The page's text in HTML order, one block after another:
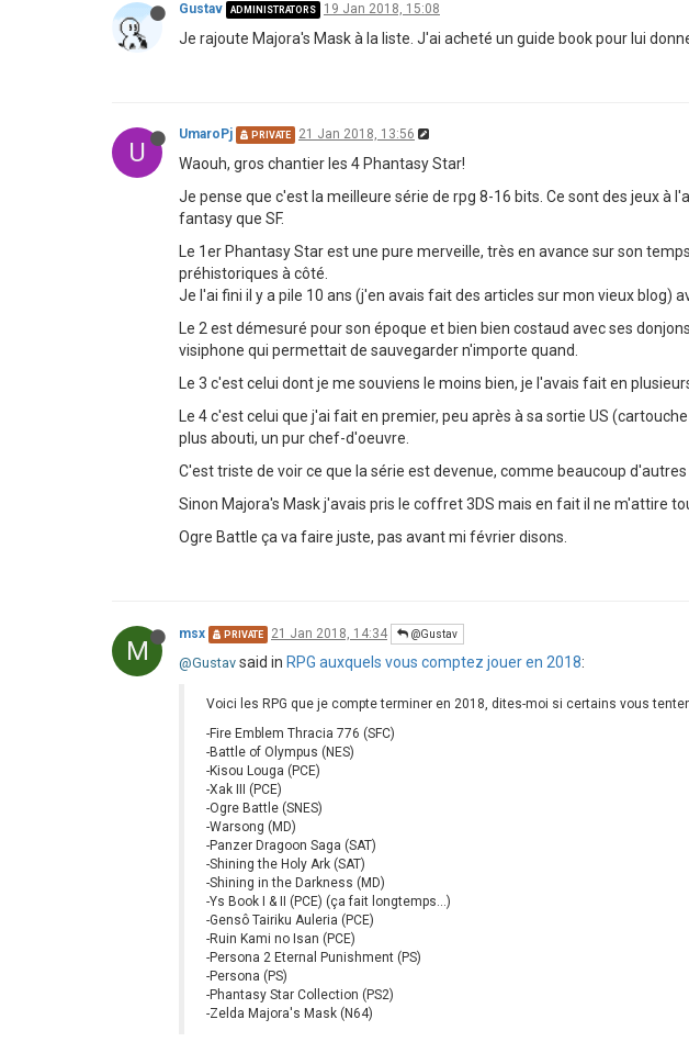
Gustav ADMINISTRATORS 19 Jan 2018, 15:08
Je rajoute Majora's Mask à la liste. J'ai acheté un guide book pour lui
U
UmaroPj PRIVATE 21 Jan 2018, 13:56
Waouh, gros chantier les 4 Phantasy Star!
Je pense que c'est la meilleure série de rpg 8-16 bits. Ce sont des jeux
fantasy que SF.
Le 1er Phantasy Star est une pure merveille, très en avance sur son
préhistoriques à côté.
Je l'ai fini il y a pile 10 ans (j'en avais fait des articles sur mon vieux blog)
Le 2 est démesuré pour son époque et bien bien costaud avec ses
visiphone qui permettait de sauvegarder n'importe quand.
Le 3 c'est celui dont je me souviens le moins bien, je l'avais fait en
Le 4 c'est celui que j'ai fait en premier, peu après à sa sortie US
plus abouti, un pur chef-d'oeuvre.
C'est triste de voir ce que la série est devenue, comme beaucoup
Sinon Majora's Mask j'avais pris le coffret 3DS mais en fait il ne m'attire
Ogre Battle ça va faire juste, pas avant mi février disons.
M
msx PRIVATE 21 Jan 2018, 14:34 @Gustav
@Gustav said in RPG auxquels vous comptez jouer en 2018:
Voici les RPG que je compte terminer en 2018, dites-moi si certains vous
-Fire Emblem Thracia 776 (SFC)
-Battle of Olympus (NES)
-Kisou Louga (PCE)
-Xak III (PCE)
-Ogre Battle (SNES)
-Warsong (MD)
-Panzer Dragoon Saga (SAT)
-Shining the Holy Ark (SAT)
-Shining in the Darkness (MD)
-Ys Book I & II (PCE) (ça fait longtemps...)
-Gensô Tairiku Auleria (PCE)
-Ruin Kami no Isan (PCE)
-Persona 2 Eternal Punishment (PS)
-Persona (PS)
-Phantasy Star Collection (PS2)
-Zelda Majora's Mask (N64)